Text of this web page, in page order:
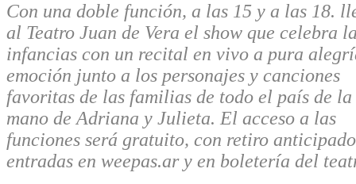
Con una doble función, a las 15 y a las 18.
al Teatro Juan de Vera el show que celebra
infancias con un recital en vivo a pura
emoción junto a los personajes y canciones
favoritas de las familias de todo el país de la
mano de Adriana y Julieta. El acceso a las
funciones será gratuito, con retiro
entradas en weepas.ar y en boletería del